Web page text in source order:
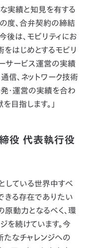
実績と知見を有する
度、合弁契約の締結
後は、モビリティにお
はじめとするモビリ
サービス運営の実績
通信、ネットワーク技術
・運営の実績を合わ
目指します。」
役 代表執行役
している世界中すべ
きる存在でありたい
原動力となるべく、環
を続けています。今
たなチャレンジへの